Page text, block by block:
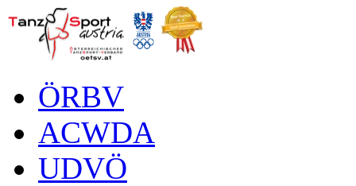
ÖRBV
ACWDA
UDVÖ